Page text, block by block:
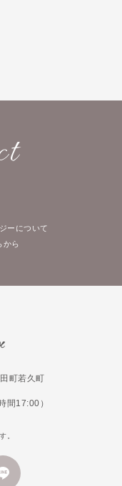
ーについて
から
町若久町
間17:00）
。